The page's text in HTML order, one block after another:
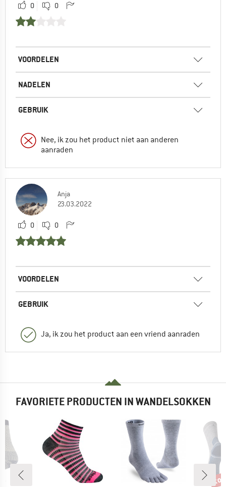
0 0
VOORDELEN
NADELEN
GEBRUIK
Nee, ik zou het product niet aan anderen
aanraden
Anja
23.03.2022
0 0
VOORDELEN
GEBRUIK
Ja, ik zou het product aan een vriend aanraden
FAVORIETE PRODUCTEN IN WANDELSOKKEN